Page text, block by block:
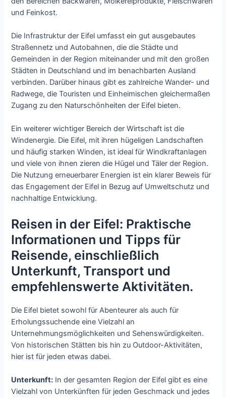
und Feinkost.
Die Infrastruktur der Eifel umfasst ein gut ausgebautes
Straßennetz und Autobahnen, die die Städte und
Gemeinden in der Region miteinander und mit den großen
Städten in Deutschland und im benachbarten Ausland
verbinden. Darüber hinaus gibt es zahlreiche Wander- und
Radwege, die Touristen und Einheimischen gleichermaßen
Zugang zu den Naturschönheiten der Eifel bieten.
Ein weiterer wichtiger Bereich der Wirtschaft ist die
Windenergie. Die Eifel, mit ihren hügeligen Landschaften
und häufig starken Winden, ist ideal für Windkraftanlagen
und viele von ihnen zieren die Hügel und Täler der Region.
Die Nutzung erneuerbarer Energien ist ein klarer Beweis für
das Engagement der Eifel in Bezug auf Umweltschutz und
nachhaltige Entwicklung.
Reisen in der Eifel: Praktische
Informationen und Tipps für
Reisende, einschließlich
Unterkunft, Transport und
empfehlenswerte Aktivitäten.
Die Eifel bietet sowohl für Abenteurer als auch für
Erholungssuchende eine Vielzahl an
Unternehmungsmöglichkeiten und Sehenswürdigkeiten.
Von historischen Stätten bis hin zu Outdoor-Aktivitäten,
hier ist für jeden etwas dabei.
Unterkunft: In der gesamten Region der Eifel gibt es eine
Vielzahl von Unterkünften für jeden Geschmack und jedes